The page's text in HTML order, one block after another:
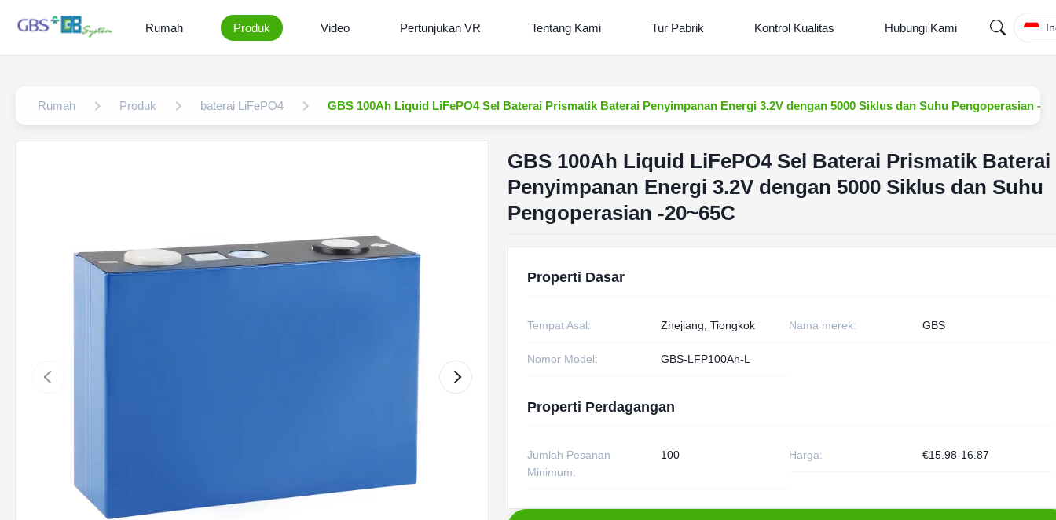
Rumah Produk Video Pertunjukan VR Tentang Kami Tur Pabrik Kontrol Kualitas Hubungi Kami
Rumah Produk baterai LiFePO4 GBS 100Ah Liquid LiFePO4 Sel Baterai Prismatik Baterai Penyimpanan Energi 3.2V dengan 5000 Siklus dan Suhu Pengoperasian -
GBS 100Ah Liquid LiFePO4 Sel Baterai Prismatik Baterai
Penyimpanan Energi 3.2V dengan 5000 Siklus dan Suhu
Pengoperasian -20~65C
Properti Dasar
Tempat Asal: Zhejiang, Tiongkok Nama merek: GBS
Nomor Model: GBS-LFP100Ah-L
Properti Perdagangan
Jumlah Pesanan
Minimum:
100 Harga: €15.98-16.87